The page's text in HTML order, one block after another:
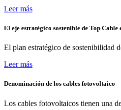
Leer más
El eje estratégico sostenible de Top Cable
El plan estratégico de sostenibilidad
Leer más
Denominación de los cables fotovoltaico
Los cables fotovoltaicos tienen una